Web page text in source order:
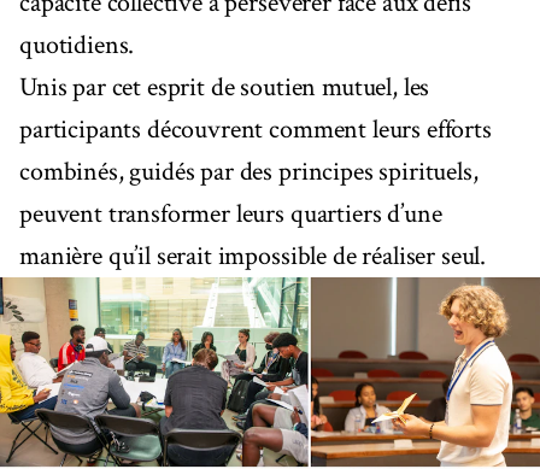
quotidiens.
Unis par cet esprit de soutien mutuel, les
participants découvrent comment leurs efforts
combinés, guidés par des principes spirituels,
peuvent transformer leurs quartiers d’une
manière qu’il serait impossible de réaliser seul.